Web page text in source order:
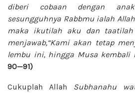
diberi cobaan dengan
sesungguhnya Rabbmu ialah
maka ikutilah aku dan taatilah
menjawab,“Kami akan tetap
lembu ini, hingga Musa kembali
90—91)
Cukuplah Allah Subhanahu